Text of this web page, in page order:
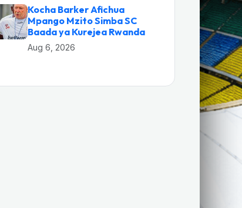
Kocha Barker Afichua
Mpango Mzito Simba SC
Baada ya Kurejea Rwanda
Aug 6, 2026